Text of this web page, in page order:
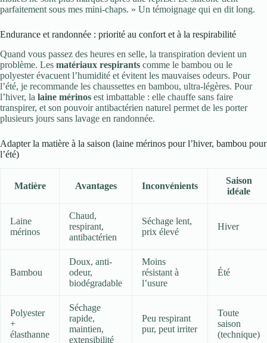
parfaitement sous mes mini-chaps. » Un témoignage qui en dit long.
Endurance et randonnée : priorité au confort et à la respirabilité
Quand vous passez des heures en selle, la transpiration devient un
problème. Les matériaux respirants comme le bambou ou le
polyester évacuent l’humidité et évitent les mauvaises odeurs. Pour
l’été, je recommande les chaussettes en bambou, ultra-légères. Pour
l’hiver, la laine mérinos est imbattable : elle chauffe sans faire
transpirer, et son pouvoir antibactérien naturel permet de les porter
plusieurs jours sans lavage en randonnée.
Adapter la matière à la saison (laine mérinos pour l’hiver, bambou pour
l’été)
Matière Avantages Inconvénients
Saison
idéale
Laine
mérinos
Chaud,
respirant,
antibactérien
Séchage lent,
prix élevé
Hiver
Bambou
Doux, anti-
odeur,
biodégradable
Moins
résistant à
l’usure
Été
Polyester
+
élasthanne
Séchage
rapide,
maintien,
extensibilité
Peu respirant
pur, peut irriter
Toute
saison
(technique)